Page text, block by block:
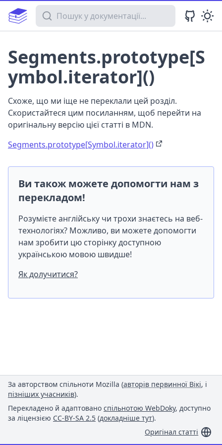
Пошук у документації
Segments.prototype[S
ymbol.iterator]()
Схоже, що ми іще не переклали цей розділ.
Скористайтеся цим посиланням, щоб перейти на
оригінальну версію цієї статті в MDN.
Segments.prototype[Symbol.iterator]()
Ви також можете допомогти нам з
перекладом!
Розумієте англійську чи трохи знаєтесь на веб-
технологіях? Можливо, ви можете допомогти
нам зробити цю сторінку доступною
українською мовою швидше!
Як долучитися?
За авторством спільноти Mozilla (авторів первинної Вікі, і
пізніших учасників).
Перекладено й адаптовано спільнотою WebDoky, доступно
за ліцензією CC-BY-SA 2.5 (докладніше тут).
Оригінал статті